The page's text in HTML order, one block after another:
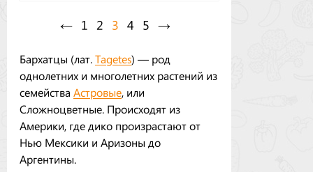
← 1 2 3 4 5 →
Бархатцы (лат. Tagetes) — род
однолетних и многолетних растений из
семейства Астровые , или
Сложноцветные. Происходят из
Америки, где дико произрастают от
Нью Мексики и Аризоны до
Аргентины.